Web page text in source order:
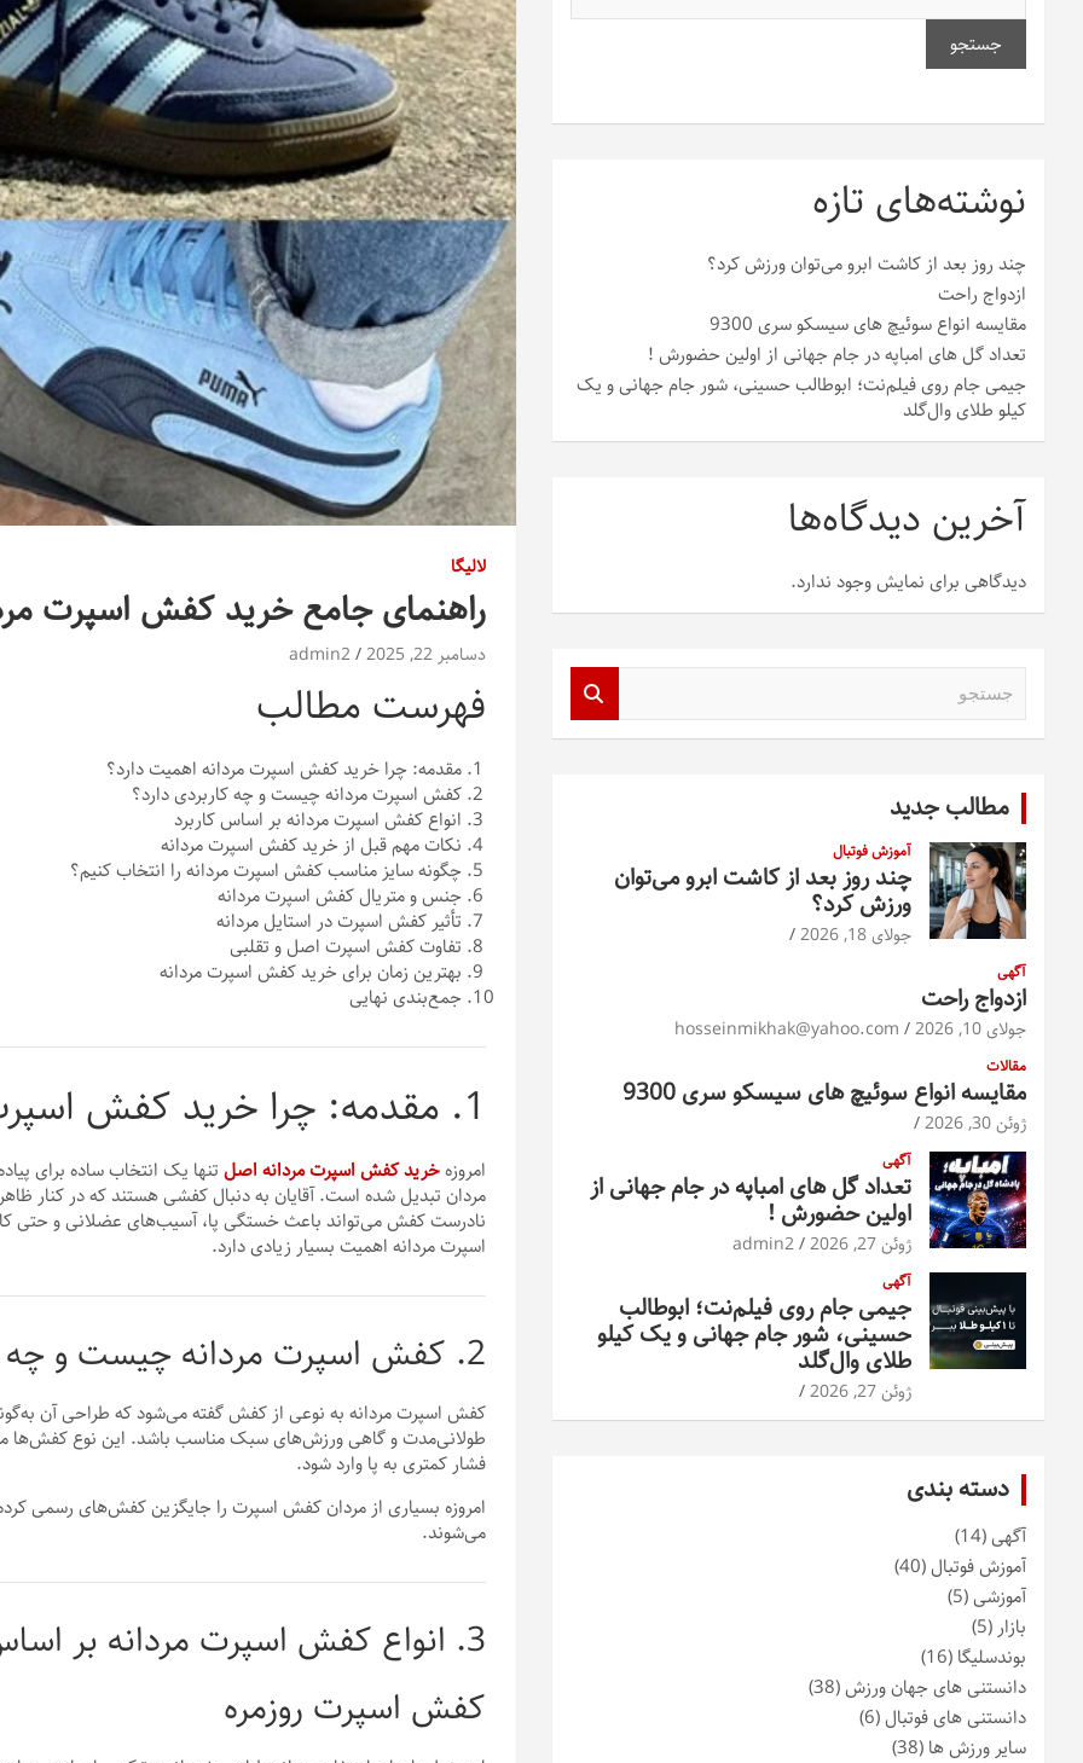
لالیگا
راهنمای جامع خرید کفش اسپرت
دسامبر 22, 2025 admin2
فهرست مطالب
مقدمه: چرا خرید کفش اسپرت مردانه اهمیت دارد؟
کفش اسپرت مردانه چیست و چه کاربردی دارد؟
انواع کفش اسپرت مردانه بر اساس کاربرد
نکات مهم قبل از خرید کفش اسپرت مردانه
چگونه سایز مناسب کفش اسپرت مردانه را انتخاب کنیم؟
جنس و متریال کفش اسپرت مردانه
تأثیر کفش اسپرت در استایل مردانه
تفاوت کفش اسپرت اصل و تقلبی
بهترین زمان برای خرید کفش اسپرت مردانه
جمع‌بندی نهایی
1. مقدمه: چرا خرید کفش اسپرت مردانه اهمیت دارد؟
امروزهخرید کفش اسپرت مردانه اصلتنها یک انتخاب ساده برای
مردان تبدیل شده است. آقایان به دنبال کفشی هستند که در کنار
نادرست کفش می‌تواند باعث خستگی پا، آسیب‌های عضلانی و حتی
اسپرت مردانه اهمیت بسیار زیادی دارد.
2. کفش اسپرت مردانه چیست و چه کاربردی دارد؟
کفش اسپرت مردانه به نوعی از کفش گفته می‌شود که طراحی آن
طولانی‌مدت و گاهی ورزش‌های سبک مناسب باشد. این نوع کفش‌ها
فشار کمتری به پا وارد شود.
امروزه بسیاری از مردان کفش اسپرت را جایگزین کفش‌های رسمی
می‌شوند.
3. انواع کفش اسپرت مردانه بر اساس کاربرد
کفش اسپرت روزمره
جستجو
نوشته‌های تازه
چند روز بعد از کاشت ابرو می‌توان ورزش کرد؟
ازدواج راحت
مقایسه انواع سوئیچ های سیسکو سری 9300
تعداد گل های امباپه در جام جهانی از اولین حضورش !
جیمی جام روی فیلم‌نت؛ ابوطالب حسینی، شور جام جهانی و یک
کیلو طلای وال‌گلد
آخرین دیدگاه‌ها
دیدگاهی برای نمایش وجود ندارد.
مطالب جدید
آموزش فوتبال
چند روز بعد از کاشت ابرو می‌توان
ورزش کرد؟
جولای 18, 2026
آگهی
ازدواج راحت
جولای 10, 2026 hosseinmikhak@yahoo.com
مقالات
مقایسه انواع سوئیچ های سیسکو سری 9300
ژوئن 30, 2026
آگهی
تعداد گل های امباپه در جام جهانی از
اولین حضورش !
ژوئن 27, 2026 admin2
آگهی
جیمی جام روی فیلم‌نت؛ ابوطالب
حسینی، شور جام جهانی و یک کیلو
طلای وال‌گلد
ژوئن 27, 2026
دسته بندی
آگهی(14)
آموزش فوتبال(40)
آموزشی(5)
بازار (5)
بوندسلیگا (16)
دانستنی های جهان ورزش(38)
دانستنی های فوتبال(6)
سایر ورزش ها (38)